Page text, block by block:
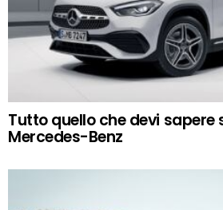
Tutto quello che devi sapere
Mercedes-Benz